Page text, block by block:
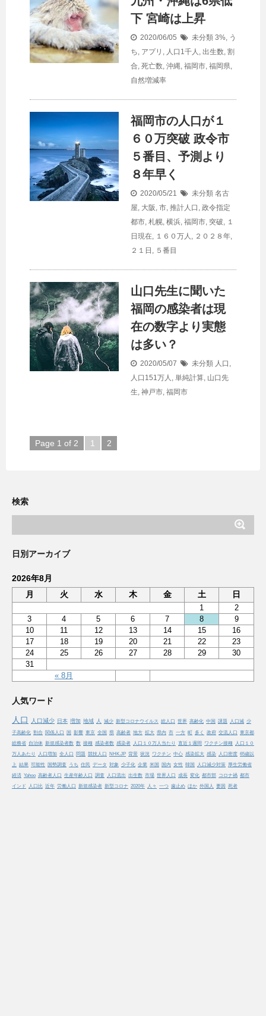
下 宮崎は上昇
2020/06/05 未分類 3%, う
ち, アプリ , 人口1千人 , 出生数, 割
合, 死亡数, 沖縄, 福岡市, 福岡県,
自然増減率
福岡市の人口 が１
６０万突破 政令市
５番目、予測より
８年早く
2020/05/21 未分類 名古
屋, 大阪 , 市, 推計人口 , 政令指定
都市, 札幌, 横浜, 福岡市, 突破, １
日現在, １６０万人 , ２０２８年,
２１日 , ５番目
山口先生に聞いた
福岡の感染者は現
在の数字より実態
は多い？
2020/05/07 未分類 人口 ,
人口151万人 , 単純計算, 山口先
生, 神戸市, 福岡市
Page 1 of 2 1 2
検索
日別アーカイブ
2026年8月
月
火 水 木 金 土 日
« 8月
1
2
3
4 5 6 7 8
9
10
11 12 13 14 15
16
17
18 19 20 21 22
23
24
25 26 27 28 29
30
31
人気ワード
人口
人口減少 日本 増加 地域 人 減少 新型コロナウイルス 総人口 世界 高齢化 中国 課題 人口減 少
子高齢化 割合 関係人口 国 影響 東京 全国 県 高齢者 地方 拡大 県内 市 一方 町 多く 政府 交流人口 東京都
総務省 自治体 新規感染者数 数 接種 感染者数 感染者 人口１０万人当たり 直近１週間 ワクチン接種 人口１０
万人あたり
人口増加 全人口 問題 競技人口 NHK.JP 背景 状況 ワクチン 中心 感染拡大 感染 人口密度 65歳以
上 結果 可能性 国勢調査 うち 住民 データ 対象 少子化 企業 米国 国内 女性 韓国 人口減少対策
厚生労働省
経済 Yahoo 高齢者人口 生産年齢人口 調査 人口流出 出生数 市場 世界人口 成長 変化 都市部 コロナ禍 都市
インド
人口比 近年 労働人口 新規感染者 新型コロナ 2020年 人々 一つ 歯止め ほか 外国人 要因 死者